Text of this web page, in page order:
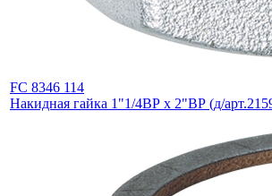
FC 8346 114
Накидная гайка 1"1/4ВР х 2"ВР (д/